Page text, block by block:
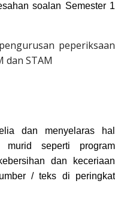
soalan Semester 1
peperiksaan
dan STAM
dan menyelaras hal
seperti program
dan keceriaan
/ teks di peringkat